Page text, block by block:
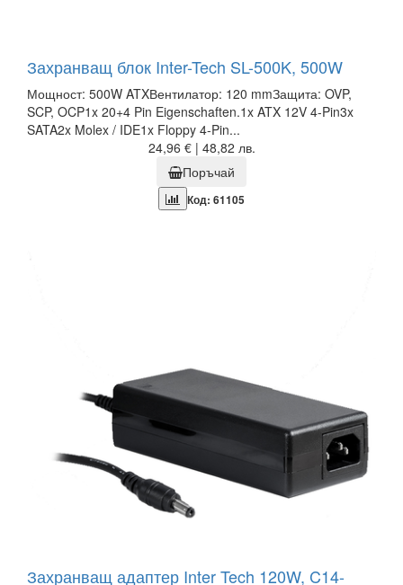
Захранващ блок Inter-Tech SL-500K, 500W
Мощност: 500W ATXВентилатор: 120 mmЗащита: OVP,
SCP, OCP1x 20+4 Pin Eigenschaften.1x ATX 12V 4-Pin3x
SATA2x Molex / IDE1x Floppy 4-Pin...
24,96 € | 48,82 лв.
Поръчай
Код: 61105
Захранващ адаптер Inter Tech 120W, C14-